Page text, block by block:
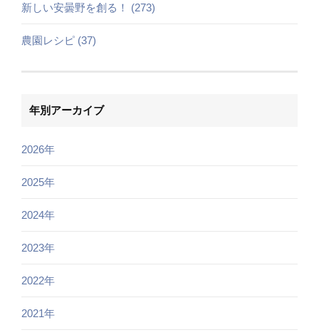
新しい安曇野を創る！ (273)
農園レシピ (37)
年別アーカイブ
2026年
2025年
2024年
2023年
2022年
2021年